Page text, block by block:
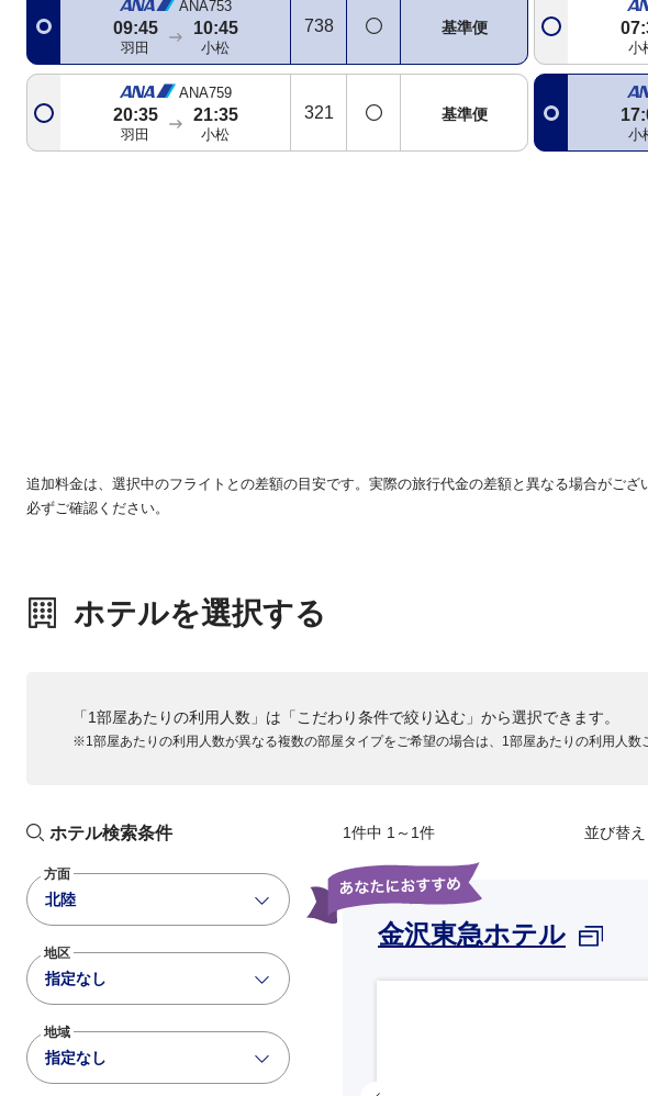
ANA753
09:45
羽田
10:45
小松
738 基準便
ANA759
20:35
羽田
21:35
小松
321 基準便
小
小
追加料金は、選択中のフライトとの差額の目安です。実際の旅行代金の差額と異なる場合がご
必ずご確認ください。
ホテルを選択する
「1部屋あたりの利用人数」は「こだわり条件で絞り込む」から選択できます。
※1部屋あたりの利用人数が異なる複数の部屋タイプをご希望の場合は、1部屋あたりの利用人数
ホテル検索条件
方面
北陸
地区
指定なし
地域
指定なし
1件中 1～1件 並び替え
金沢東急ホテル